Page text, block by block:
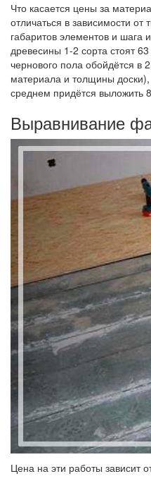
Что касается цены за
отличаться в зависимости от
габаритов элементов и шага
древесины 1-2 сорта стоят
чернового пола обойдётся в
материала и толщины
среднем придётся выложить
Выравнивание
Цена на эти работы зависит